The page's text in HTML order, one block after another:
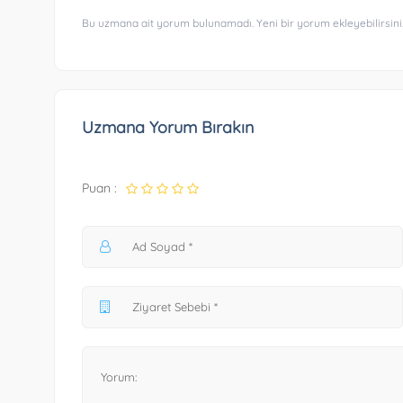
Bu uzmana ait yorum bulunamadı. Yeni bir yorum
Uzmana Yorum Bırakın
Puan :